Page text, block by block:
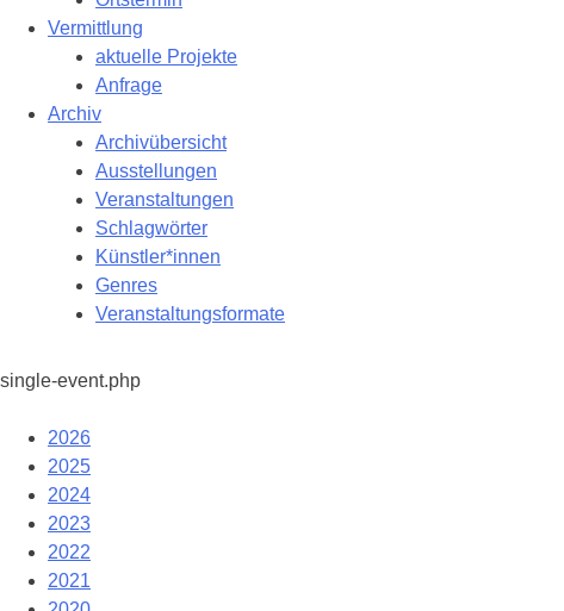
Vermittlung
aktuelle Projekte
Anfrage
Archiv
Archivübersicht
Ausstellungen
Veranstaltungen
Schlagwörter
Künstler*innen
Genres
Veranstaltungsformate
single-event.php
2026
2025
2024
2023
2022
2021